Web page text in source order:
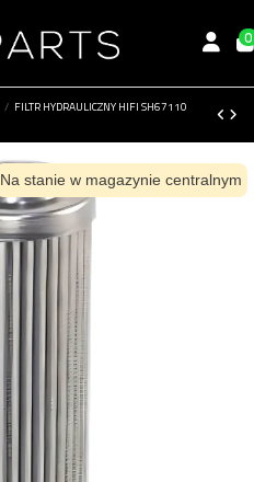
0
FILTR HYDRAULICZNY HIFI SH67110
Na stanie w magazynie centralnym